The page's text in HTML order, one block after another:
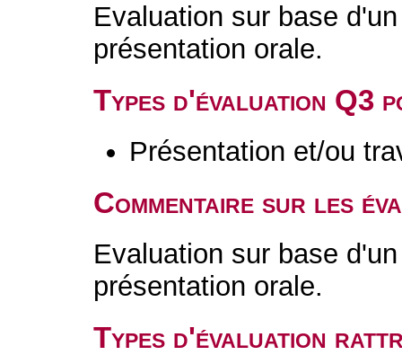
Evaluation sur base
présentation orale.
Types d'évaluation Q3
Présentation et/ou
Commentaire sur les
Evaluation sur base
présentation orale.
Types d'évaluation